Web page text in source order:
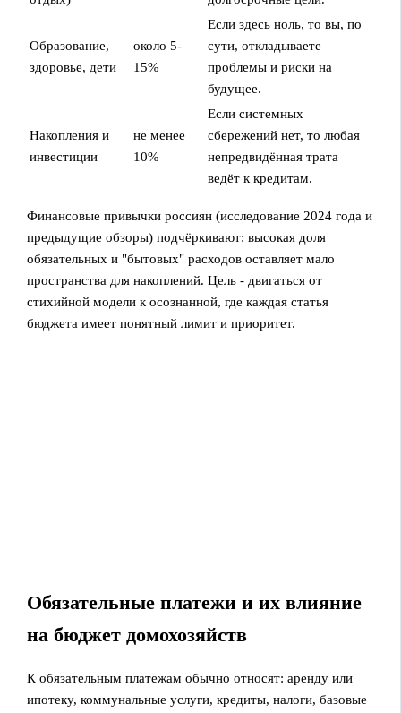
Образование,
здоровье, дети
около 5-
15%
Если здесь ноль, то вы, по
сути, откладываете
проблемы и риски на
будущее.
Накопления и
инвестиции
не менее
10%
Если системных
сбережений нет, то любая
непредвидённая трата
ведёт к кредитам.
Финансовые привычки россиян (исследование 2024 года и
предыдущие обзоры) подчёркивают: высокая доля
обязательных и "бытовых" расходов оставляет мало
пространства для накоплений. Цель - двигаться от
стихийной модели к осознанной, где каждая статья
бюджета имеет понятный лимит и приоритет.
Обязательные платежи и их влияние
на бюджет домохозяйств
К обязательным платежам обычно относят: аренду или
ипотеку, коммунальные услуги, кредиты, налоги, базовые